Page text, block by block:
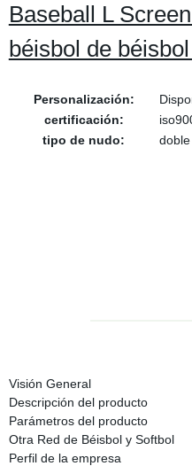
Baseball L
béisbol de
Personalización:
certificación:
tipo de nudo:
doble
Visión General
Descripción del producto
Parámetros del producto
Otra Red de Béisbol y Softbol
Perfil de la empresa